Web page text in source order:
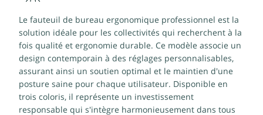
Le fauteuil de bureau ergonomique professionnel est la
solution idéale pour les collectivités qui recherchent à la
fois qualité et ergonomie durable. Ce modèle associe un
design contemporain à des réglages personnalisables,
assurant ainsi un soutien optimal et le maintien d'une
posture saine pour chaque utilisateur. Disponible en
trois coloris, il représente un investissement
responsable qui s'intègre harmonieusement dans tous